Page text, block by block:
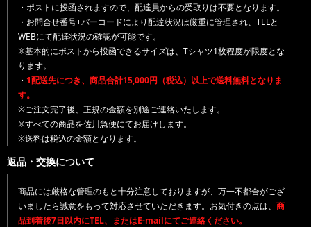
・ポストに投函されますので、配達員からの受取りは不要となります。
・お問合せ番号+バーコードにより配達状況は厳重に管理され、TELと
WEBにて配達状況の確認が可能です。
※基本的にポストから投函できるサイズは、Tシャツ1枚程度が限度とな
ります。
・ 1配送先につき、商品合計15,000円（税込）以上で送料無料となりま
す。
※ご注文完了後、正規の金額を別途ご連絡いたします。
※すべての商品を佐川急便にてお届けします。
※送料は税込の金額となります。
返品・交換について
商品には厳格な管理のもと十分注意しておりますが、万一不都合がござ
いましたら誠意をもって対応させていただきます。お気付きの点は、 商
品到着後7日以内にTEL、またはE-mailにてご連絡ください。